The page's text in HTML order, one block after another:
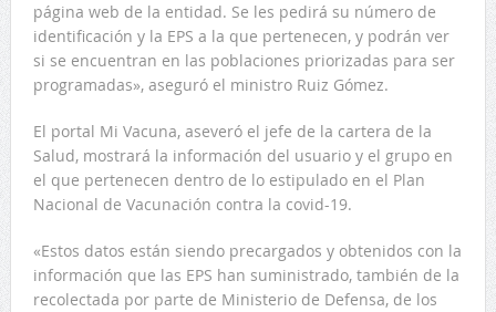
página web de la entidad. Se les pedirá su número de
identificación y la EPS a la que pertenecen, y podrán ver
si se encuentran en las poblaciones priorizadas para ser
programadas», aseguró el ministro Ruiz Gómez.
El portal Mi Vacuna, aseveró el jefe de la cartera de la
Salud, mostrará la información del usuario y el grupo en
el que pertenecen dentro de lo estipulado en el Plan
Nacional de Vacunación contra la covid-19.
«Estos datos están siendo precargados y obtenidos con la
información que las EPS han suministrado, también de la
recolectada por parte de Ministerio de Defensa, de los